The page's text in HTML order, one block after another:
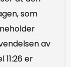
som
av
er